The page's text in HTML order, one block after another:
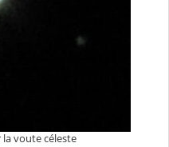
la voute céleste